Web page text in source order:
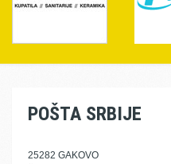
POŠTA SRBIJE
25282 GAKOVO